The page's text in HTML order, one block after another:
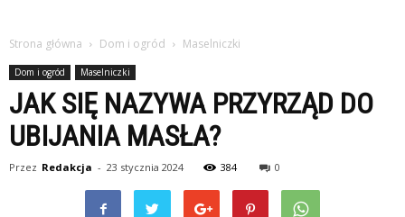
Strona główna Dom i ogród Maselniczki
Dom i ogród Maselniczki
JAK SIĘ NAZYWA PRZYRZĄD DO
UBIJANIA MASŁA?
Przez Redakcja - 23 stycznia 2024 384 0